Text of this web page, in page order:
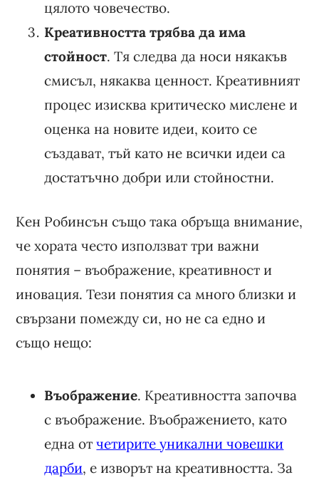
цялото човечество.
Креативността трябва да има
стойност. Тя следва да носи някакъв
смисъл, някаква ценност. Креативният
процес изисква критическо мислене и
оценка на новите идеи, които се
създават, тъй като не всички идеи са
достатъчно добри или стойностни.
Кен Робинсън също така обръща внимание,
че хората често използват три важни
понятия – въображение, креативност и
иновация. Тези понятия са много близки и
свързани помежду си, но не са едно и
също нещо:
Въображение. Креативността започва
с въображение. Въображението, като
една отчетирите уникални човешки
дарби, е изворът на креативността. За